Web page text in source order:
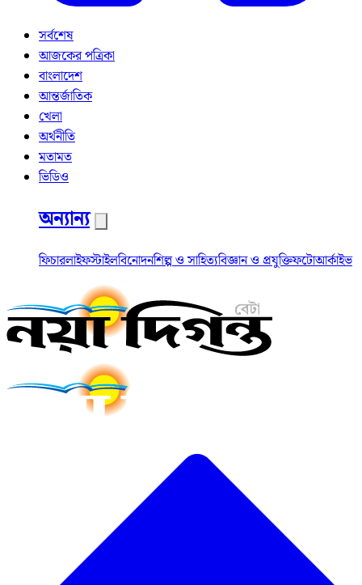
সর্বশেষ
আজকের পত্রিকা
বাংলাদেশ
আন্তর্জাতিক
খেলা
অর্থনীতি
মতামত
ভিডিও
অন্যান্য
ফিচারলাইফস্টাইলবিনোদনশিল্প ও সাহিত্যবিজ্ঞান ও প্রযুক্তিফটোআর্কাইভ